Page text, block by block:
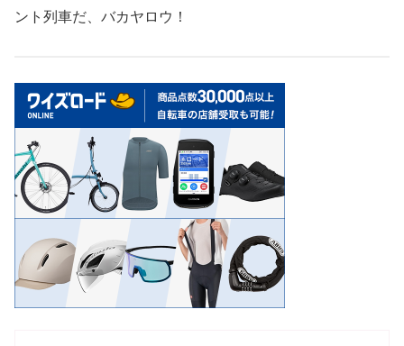
ント列車だ、バカヤロウ！